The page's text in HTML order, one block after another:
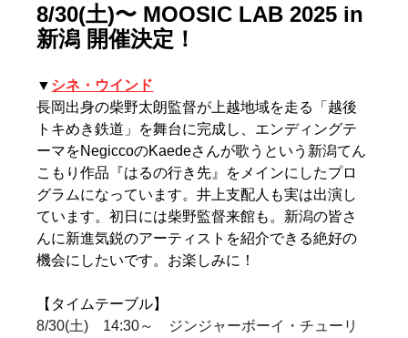
8/30(土)〜 MOOSIC LAB 2025 in
新潟 開催決定！
▼ シネ・ウインド
長岡出身の柴野太朗監督が上越地域を走る「越後
トキめき鉄道」を舞台に完成し、エンディングテ
ーマをNegiccoのKaedeさんが歌うという新潟てん
こもり作品『はるの行き先』をメインにしたプロ
グラムになっています。井上支配人も実は出演し
ています。初日には柴野監督来館も。新潟の皆さ
んに新進気鋭のアーティストを紹介できる絶好の
機会にしたいです。お楽しみに！
【タイムテーブル】
8/30(土)　14:30～　ジンジャーボーイ・チューリ